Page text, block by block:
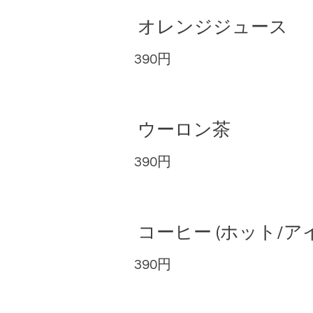
オレンジジュース
390円
ウーロン茶
390円
コーヒー (ホット/ア
390円